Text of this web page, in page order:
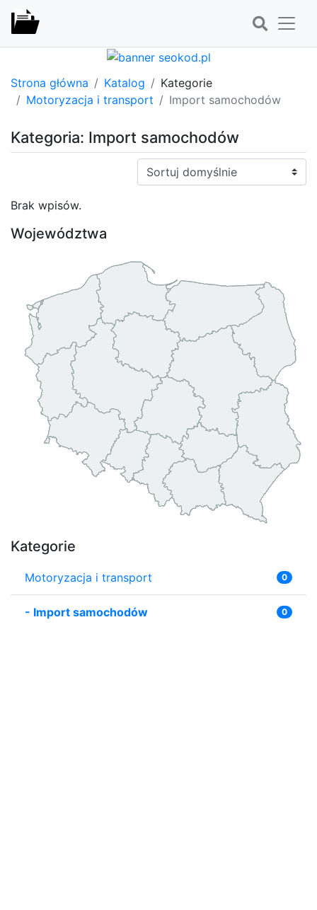
Strona główna Katalog
Kategorie
Motoryzacja i transport
Import samochodów
Kategoria: Import samochodów
Sortuj:
Brak wpisów.
Województwa
Kategorie
Motoryzacja i transport 0
- Import samochodów 0